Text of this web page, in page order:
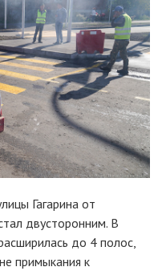
Гагарина от
двусторонним. В
до 4 полос,
примыкания к